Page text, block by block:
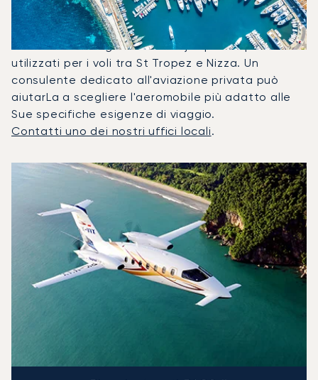
Saint-Tropez?
Nel 2025, il Avanti P180 II, il Citation CJ1 e il
Citation Mustang sono stati i jet privati più
utilizzati per i voli tra St Tropez e Nizza. Un
consulente dedicato all'aviazione privata può
aiutarLa a scegliere l'aeromobile più adatto alle
Sue specifiche esigenze di viaggio.
Contatti uno dei nostri uffici locali.
Foto dell'aeromobileModello di aeromobile
Posti
Velocità (nodi)
Autonomia
Autonomia (NM)